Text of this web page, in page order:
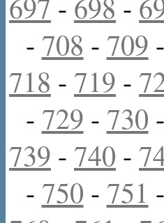
- 708 - 709 -
718 - 719 -
- 729 - 730 -
739 - 740 -
- 750 - 751 -